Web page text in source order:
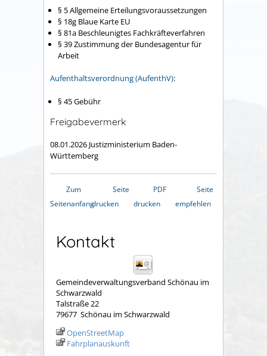
§ 5 Allgemeine Erteilungsvoraussetzungen
§ 18g Blaue Karte EU
§ 81a Beschleunigtes Fachkräfteverfahren
§ 39 Zustimmung der Bundesagentur für
Arbeit
Aufenthaltsverordnung (AufenthV):
§ 45 Gebühr
Freigabevermerk
08.01.2026 Justizministerium Baden-
Württemberg
Zum
Seitenanfang
Seite
drucken
PDF
drucken
Seite
empfehlen
Kontakt
Gemeindeverwaltungsverband Schönau im
Schwarzwald
Talstraße 22
79677 Schönau im Schwarzwald
OpenStreetMap
Fahrplanauskunft